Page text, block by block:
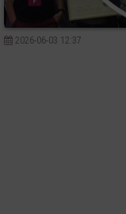
2026-06-03 12:37